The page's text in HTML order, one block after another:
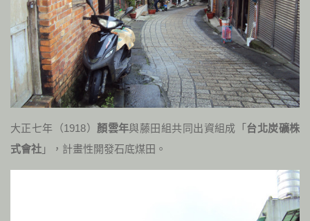
大正七年（1918） 顏雲年與藤田組共同出資組成「 台北炭礦株
式會社 」，計畫性開發石底煤田。